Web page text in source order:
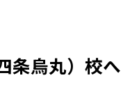
条烏丸）校へ